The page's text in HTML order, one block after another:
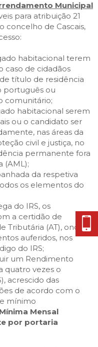
Municipal
para atribuição 21
concelho de Cascais,
habitacional terem
caso de cidadãos
título de residência
português ou
comunitário;
habitacional serem
ou o candidato ser
nas áreas da
civil e justiça, no
permanente fora
(AML);
da respetiva
os elementos do
do IRS, os
a certidão de
Tributária (AT), onde
auferidos, nos
do IRS;
um Rendimento
quatro vezes o
acrescido das
de acordo com o
mínimo
Mensal
por portaria